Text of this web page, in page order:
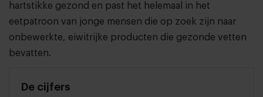
hartstikke gezond en past het helemaal in het
eetpatroon van jonge mensen die op zoek zijn naar
onbewerkte, eiwitrijke producten die gezonde vetten
bevatten.
De cijfers